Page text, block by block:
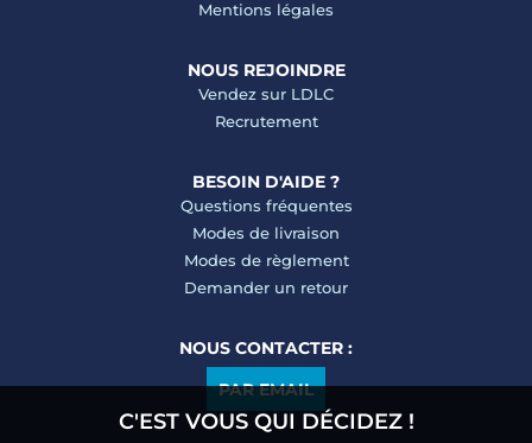
Mentions légales
NOUS REJOINDRE
Vendez sur LDLC
Recrutement
BESOIN D'AIDE ?
Questions fréquentes
Modes de livraison
Modes de règlement
Demander un retour
NOUS CONTACTER :
PAR EMAIL
C'EST VOUS QUI DÉCIDEZ !